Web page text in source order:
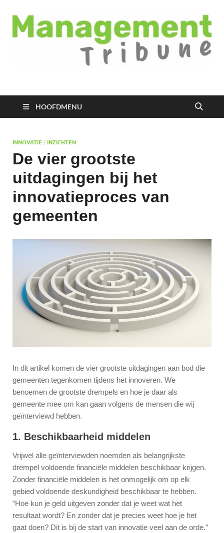
Managementtribune
HOOFDMENU
INNOVATIE / INZICHTEN
De vier grootste
uitdagingen bij het
innovatieproces van
gemeenten
In dit artikel komen de vier grootste uitdagingen aan bod die
gemeenten tegenkomen tijdens het innoveren. We
benoemen de grootste drempels en hoe je daar als
gemeente mee om kan gaan volgens de mensen die wij
geïnterviewd hebben.
1. Beschikbaarheid middelen
Vrijwel alle geïnterviewden noemden als belangrijkste
drempel voldoende financiële middelen beschikbaar krijgen.
Zonder financiële middelen is het onmogelijk om op elk
gebied voldoende deskundigheid beschikbaar te hebben.
“Hoe kun je geld uitgeven zonder dat je weet wat het
resultaat wordt? En zonder dat je precies weet hoe je het
gaat doen? Dit is bij de start van innovatie veel aan de orde.”